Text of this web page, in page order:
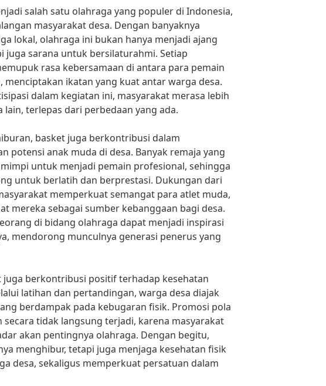
salah satu olahraga yang populer di Indonesia,
masyarakat desa. Dengan banyaknya
lokal, olahraga ini bukan hanya menjadi ajang
juga sarana untuk bersilaturahmi. Setiap
rasa kebersamaan di antara para pemain
menciptakan ikatan yang kuat antar warga desa.
dalam kegiatan ini, masyarakat merasa lebih
lain, terlepas dari perbedaan yang ada.
basket juga berkontribusi dalam
potensi anak muda di desa. Banyak remaja yang
untuk menjadi pemain profesional, sehingga
untuk berlatih dan berprestasi. Dukungan dari
memperkuat semangat para atlet muda,
mereka sebagai sumber kebanggaan bagi desa.
di bidang olahraga dapat menjadi inspirasi
mendorong munculnya generasi penerus yang
juga berkontribusi positif terhadap kesehatan
latihan dan pertandingan, warga desa diajak
berdampak pada kebugaran fisik. Promosi pola
secara tidak langsung terjadi, karena masyarakat
akan pentingnya olahraga. Dengan begitu,
menghibur, tetapi juga menjaga kesehatan fisik
desa, sekaligus memperkuat persatuan dalam